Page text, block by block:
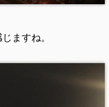
ますね。